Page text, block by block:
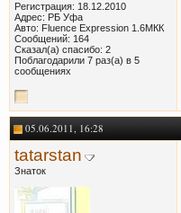
Регистрация: 18.12.2010
Адрес: РБ Уфа
Авто: Fluence Expression 1.6МКК
Сообщений: 164
Сказал(а) спасибо: 2
Поблагодарили 7 раз(а) в 5
сообщениях
05.06.2011, 16:28
tatarstan
Знаток